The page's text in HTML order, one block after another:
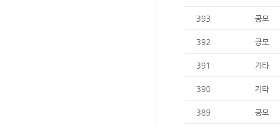
393 공모
392 공모
391 기타
390 기타
389 공모